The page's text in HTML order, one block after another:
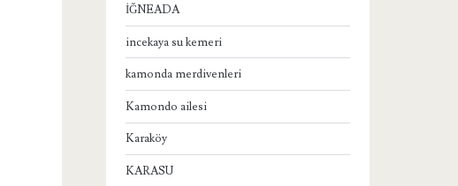
İĞNEADA
incekaya su kemeri
kamonda merdivenleri
Kamondo ailesi
Karaköy
KARASU